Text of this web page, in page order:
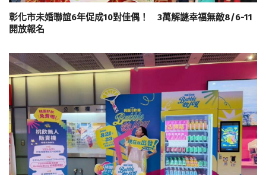
彰化市未婚聯誼6年促成10對佳偶！ 3萬解謎幸福無敵8/6-11
開放報名